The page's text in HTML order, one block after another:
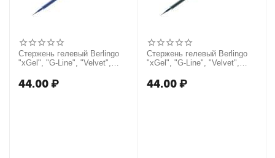
Стержень гелевый Berlingo
"xGel", "G-Line", "Velvet",
129мм, 0,5мм
44.00₽
Стержень гелевый Berlingo
"xGel", "G-Line", "Velvet",
129мм, 0,5мм
44.00₽